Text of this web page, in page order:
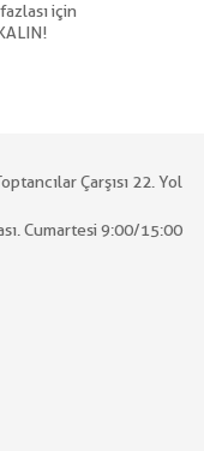
için
Çarşısı 22. Yol
Cumartesi 9:00/15:00